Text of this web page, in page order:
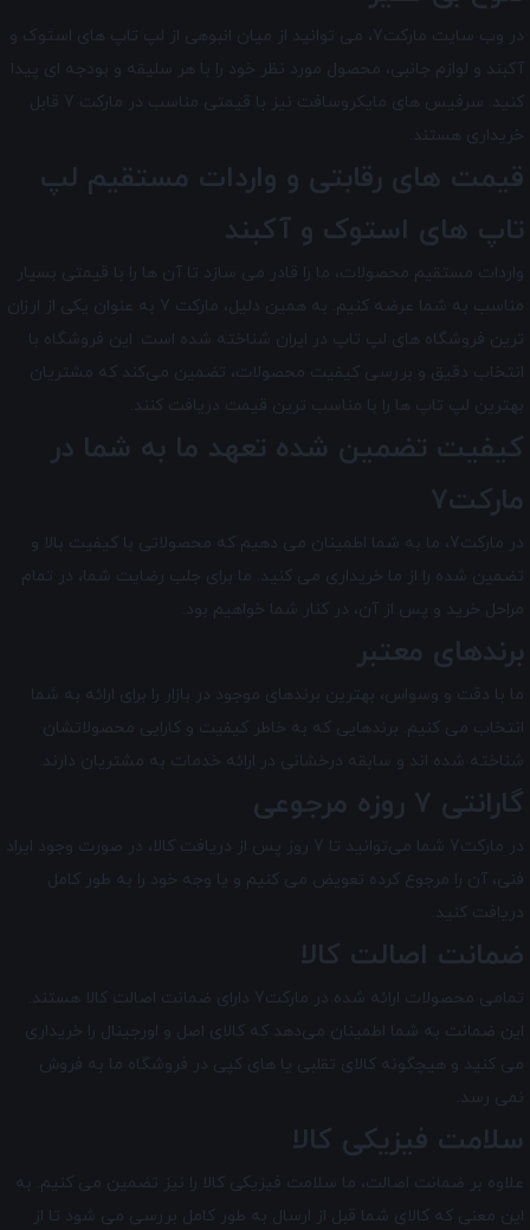
در وب سایت مارکت7، می توانید از میان انبوهی از لپ تاپ های استوک و
آکبند و لوازم جانبی، محصول مورد نظر خود را با هر سلیقه و بودجه ای پیدا
کنید. سرفیس های مایکروسافت نیز با قیمتی مناسب در مارکت 7 قابل
خریداری هستند.
قیمت های رقابتی و واردات مستقیم لپ
تاپ های استوک و آکبند
واردات مستقیم محصولات، ما را قادر می سازد تا آن ها را با قیمتی بسیار
مناسب به شما عرضه کنیم. به همین دلیل، مارکت 7 به عنوان یکی از ارزان
ترین فروشگاه های لپ تاپ در ایران شناخته شده است. این فروشگاه با
انتخاب دقیق و بررسی کیفیت محصولات، تضمین می‌کند که مشتریان
بهترین لپ تاپ ها را با مناسب ترین قیمت دریافت کنند.
کیفیت تضمین شده تعهد ما به شما در
مارکت7
در مارکت7 ، ما به شما اطمینان می دهیم که محصولاتی با کیفیت بالا و
تضمین شده را از ما خریداری می کنید. ما برای جلب رضایت شما، در تمام
مراحل خرید و پس از آن، در کنار شما خواهیم بود.
برندهای معتبر
ما با دقت و وسواس، بهترین برندهای موجود در بازار را برای ارائه به شما
انتخاب می کنیم. برندهایی که به خاطر کیفیت و کارایی محصولاتشان
شناخته شده اند و سابقه درخشانی در ارائه خدمات به مشتریان دارند.
گارانتی 7 روزه مرجوعی
در مارکت7 شما می‌توانید تا 7 روز پس از دریافت کالا، در صورت وجود ایراد
فنی، آن را مرجوع کرده تعویض می کنیم و یا وجه خود را به طور کامل
دریافت کنید.
ضمانت اصالت کالا
تمامی محصولات ارائه شده در مارکت7
دارای ضمانت اصالت کالا هستند.
این ضمانت به شما اطمینان می‌دهد که کالای اصل و اورجینال را خریداری
می کنید و هیچگونه کالای تقلبی یا های کپی در فروشگاه ما به فروش
نمی رسد.
سلامت فیزیکی کالا
علاوه بر ضمانت اصالت، ما سلامت فیزیکی کالا را نیز تضمین می‌ کنیم. به
این معنی که کالای شما قبل از ارسال به طور کامل بررسی می شود تا از